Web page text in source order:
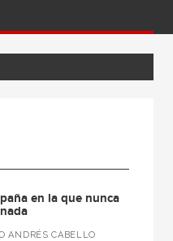
en la que nunca
ANDRÉS CABELLO